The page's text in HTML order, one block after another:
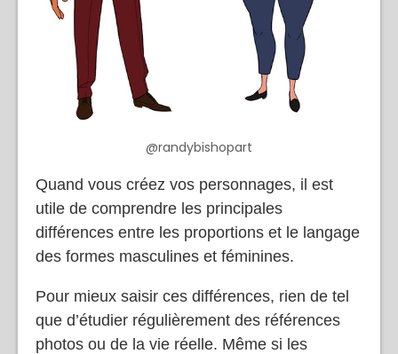
@randybishopart
Quand vous créez vos personnages, il est
utile de comprendre les principales
différences entre les proportions et le langage
des formes masculines et féminines.
Pour mieux saisir ces différences, rien de tel
que d’étudier régulièrement des références
photos ou de la vie réelle. Même si les